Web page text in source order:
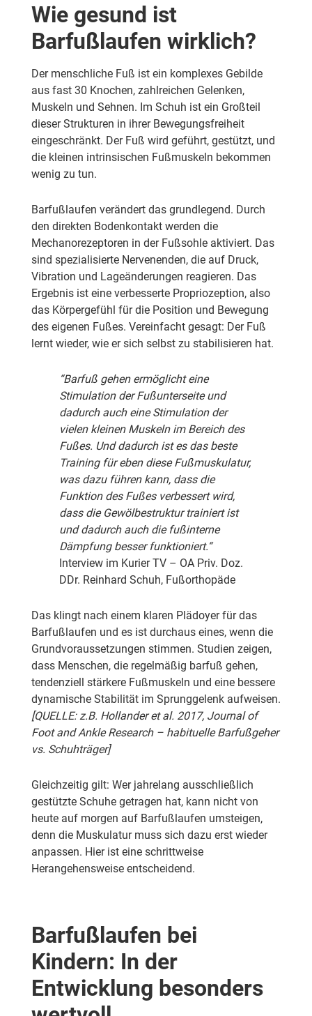
Wie gesund ist
Barfußlaufen wirklich?
Der menschliche Fuß ist ein komplexes Gebilde
aus fast 30 Knochen, zahlreichen Gelenken,
Muskeln und Sehnen. Im Schuh ist ein Großteil
dieser Strukturen in ihrer Bewegungsfreiheit
eingeschränkt. Der Fuß wird geführt, gestützt, und
die kleinen intrinsischen Fußmuskeln bekommen
wenig zu tun.
Barfußlaufen verändert das grundlegend. Durch
den direkten Bodenkontakt werden die
Mechanorezeptoren in der Fußsohle aktiviert. Das
sind spezialisierte Nervenenden, die auf Druck,
Vibration und Lageänderungen reagieren. Das
Ergebnis ist eine verbesserte Propriozeption, also
das Körpergefühl für die Position und Bewegung
des eigenen Fußes. Vereinfacht gesagt: Der Fuß
lernt wieder, wie er sich selbst zu stabilisieren hat.
“Barfuß gehen ermöglicht eine
Stimulation der Fußunterseite und
dadurch auch eine Stimulation der
vielen kleinen Muskeln im Bereich des
Fußes. Und dadurch ist es das beste
Training für eben diese Fußmuskulatur,
was dazu führen kann, dass die
Funktion des Fußes verbessert wird,
dass die Gewölbestruktur trainiert ist
und dadurch auch die fußinterne
Dämpfung besser funktioniert.“
Interview im Kurier TV – OA Priv. Doz.
DDr. Reinhard Schuh, Fußorthopäde
Das klingt nach einem klaren Plädoyer für das
Barfußlaufen und es ist durchaus eines, wenn die
Grundvoraussetzungen stimmen. Studien zeigen,
dass Menschen, die regelmäßig barfuß gehen,
tendenziell stärkere Fußmuskeln und eine bessere
dynamische Stabilität im Sprunggelenk aufweisen.
[QUELLE: z.B. Hollander et al. 2017, Journal of
Foot and Ankle Research – habituelle Barfußgeher
vs. Schuhträger]
Gleichzeitig gilt: Wer jahrelang ausschließlich
gestützte Schuhe getragen hat, kann nicht von
heute auf morgen auf Barfußlaufen umsteigen,
denn die Muskulatur muss sich dazu erst wieder
anpassen. Hier ist eine schrittweise
Herangehensweise entscheidend.
Barfußlaufen bei
Kindern: In der
Entwicklung besonders